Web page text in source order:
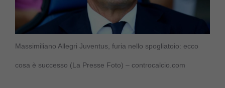
Massimiliano Allegri Juventus, furia nello spogliatoio: ecco
cosa è successo (La Presse Foto) – controcalcio.com